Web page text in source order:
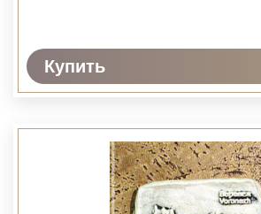
Купить